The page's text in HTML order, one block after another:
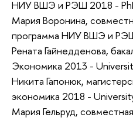
НИУ ВШЭ и РЭШ 2018 -
Мария Воронина,
программа НИУ ВШЭ и
Рената Гайнедденова,
Экономика 2013 -
Никита Гапонюк,
экономика 2018 -
Мария Гельруд,